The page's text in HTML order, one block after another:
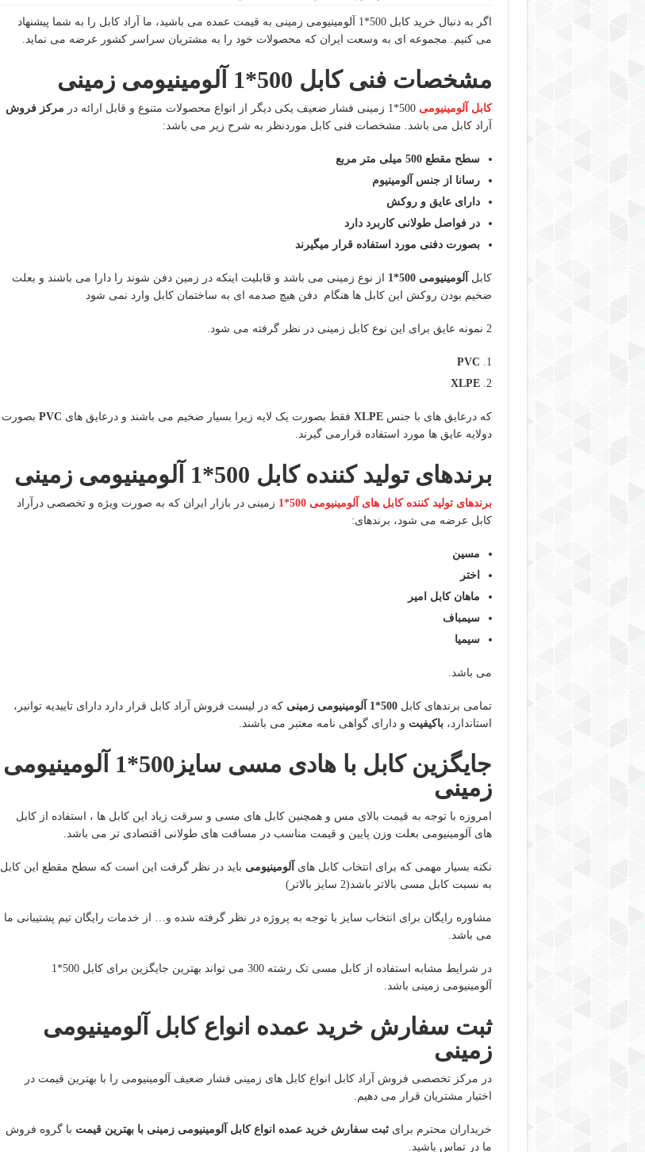
اگر به دنبال خرید کابل 500*1 آلومینیومی زمینی به قیمت عمده می باشید، ما آراد کابل را به شما پیشنهاد
می کنیم. مجموعه ای به وسعت ایران که محصولات خود را به مشتریان سراسر کشور عرضه می نماید.
مشخصات فنی کابل 500*1 آلومینیومی زمینی
کابل آلومینیومی500*1 زمینی فشار ضعیف یکی دیگر از انواع محصولات متنوع و قابل ارائه در
مرکز فروش
آراد کابل می باشد. مشخصات فنی کابل موردنظر به شرح زیر می باشد:
سطح مقطع 500 میلی متر مربع
رسانا از جنس آلومینیوم
دارای عایق و روکش
در فواصل طولانی کاربرد دارد
بصورت دفنی مورد استفاده قرار میگیرند
کابل آلومینیومی 500*1
از نوع زمینی می باشد و قابلیت اینکه در زمین دفن شوند را دارا می باشند و بعلت
ضخیم بودن روکش این کابل ها هنگام دفن هیچ صدمه ای به ساختمان کابل وارد نمی شود
2 نمونه عایق برای این نوع کابل زمینی در نظر گرفته می شود.
PVC
XLPE
که درعایق های با جنسXLPE فقط بصورت یک لایه زیرا بسیار ضخیم می باشند و درعایق های PVC بصورت
دولایه عایق ها مورد استفاده قرارمی گیرند.
برندهای تولید کننده کابل 500*1 آلومینیومی زمینی
برندهای تولید کننده کابل های آلومینیومی500*1
زمینی در بازار ایران که به صورت ویژه و تخصصی درآراد
کابل عرضه می شود، برندهای:
مسین
اختر
ماهان کابل امیر
سیمباف
سیمیا
می باشد.
تمامی برندهای کابل500*1 آلومینیومی زمینی
که در لیست فروش آراد کابل قرار دارد دارای تاییدیه توانیر،
استاندارد، باکیفیت و دارای گواهی نامه معتبر می باشند.
جایگزین کابل با هادی مسی سایز500*1 آلومینیومی
زمینی
امروزه با توجه به قیمت بالای مس و همچنین کابل های مسی و سرقت زیاد این کابل ها ، استفاده از کابل
های آلومینیومی بعلت وزن پایین و قیمت مناسب در مسافت های طولانی اقتصادی تر می باشد.
نکته بسیار مهمی که برای انتخاب کابل های آلومینیومی باید در نظر گرفت این است که سطح مقطع این کابل
به نسبت کابل مسی بالاتر باشد(2 سایز بالاتر)
مشاوره رایگان برای انتخاب سایز با توجه به پروژه در نظر گرفته شده و… از خدمات رایگان تیم پشتیبانی ما
می باشد.
در شرایط مشابه استفاده از کابل مسی تک رشته 300 می تواند بهترین جایگزین برای کابل 500*1
آلومینیومی زمینی باشد.
ثبت سفارش خرید عمده انواع کابل آلومینیومی
زمینی
در مرکز تخصصی فروش آراد کابل انواع کابل های زمینی فشار ضعیف آلومینیومی را با بهترین قیمت در
اختیار مشتریان قرار می دهیم.
خریداران محترم برایثبت سفارش خرید عمده انواع کابل آلومینیومی زمینی با بهترین قیمت با گروه فروش
ما در تماس باشید.